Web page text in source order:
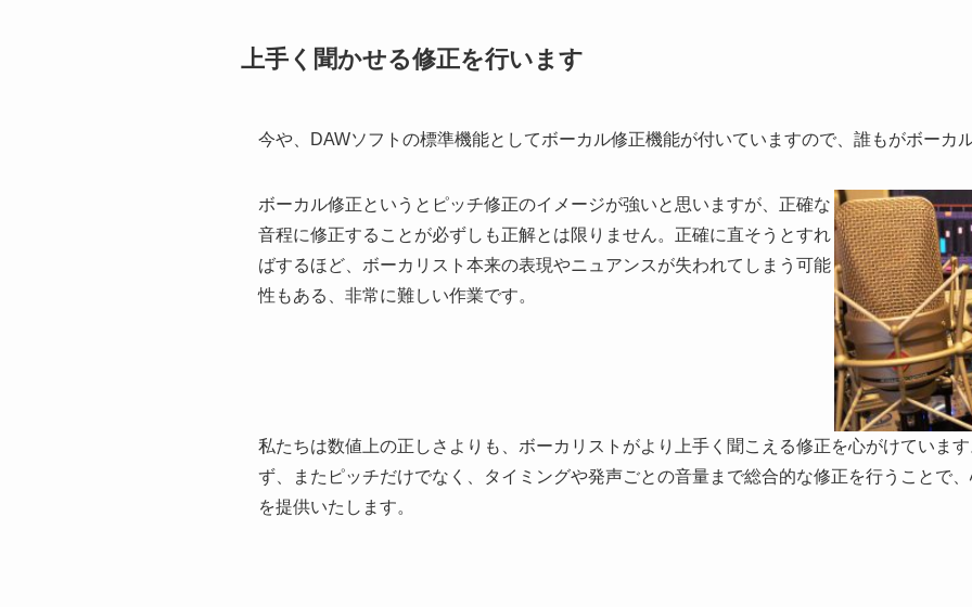
上手く聞かせる修正を行います
今や、DAWソフトの標準機能としてボーカル修正機能が付いていますので、誰もがボーカ
ボーカル修正というとピッチ修正のイメージが強いと思いますが、正確な
音程に修正することが必ずしも正解とは限りません。正確に直そうとすれ
ばするほど、ボーカリスト本来の表現やニュアンスが失われてしまう可能
性もある、非常に難しい作業です。
私たちは数値上の正しさよりも、ボーカリストがより上手く聞こえる修正を心がけていま
ず、またピッチだけでなく、タイミングや発声ごとの音量まで総合的な修正を行うことで
を提供いたします。